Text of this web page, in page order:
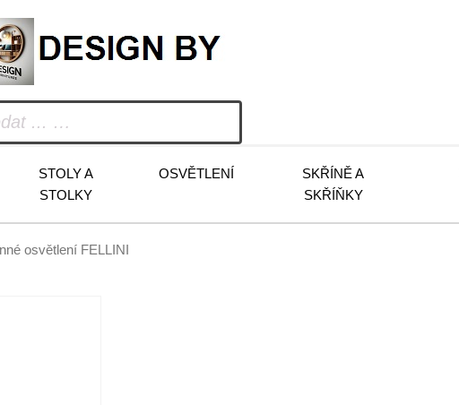
STOLY A
STOLKY
OSVĚTLENÍ
SKŘÍNĚ A
SKŘÍŇKY
osvětlení FELLINI